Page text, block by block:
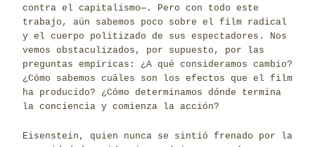
contra el capitalismo─. Pero con todo este
trabajo, aún sabemos poco sobre el film radical
y el cuerpo politizado de sus espectadores. Nos
vemos obstaculizados, por supuesto, por las
preguntas empíricas: ¿A qué consideramos cambio?
¿Cómo sabemos cuáles son los efectos que el film
ha producido? ¿Cómo determinamos dónde termina
la conciencia y comienza la acción?
Eisenstein, quien nunca se sintió frenado por la